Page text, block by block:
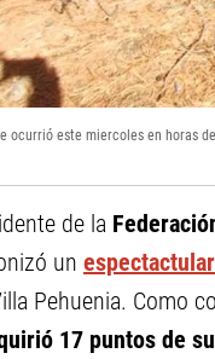
ocurrió este miercoles en horas
de la
un
Pehuenia. Como
17 puntos de